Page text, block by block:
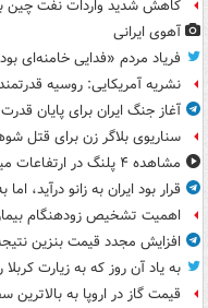
کاهش شدید واردات نفت چین
آهوی ایرانی
فریاد مردم «فدایی خامنه‌ای
نشریه آمریکایی: روسیه
آغاز جنگ ایران برای پایان
سناریوی بلاگر زن برای قتل
مشاهده ۴ پلنگ در ارتفاعات میناب
قرار بود ایران به زانو درآید،
اهمیت تشخیص زودهنگام
افزایش مجدد قیمت بنزین
به یاد آن روز که به زیارت کربلا
قیمت گاز در اروپا به بالاترین سطح خود